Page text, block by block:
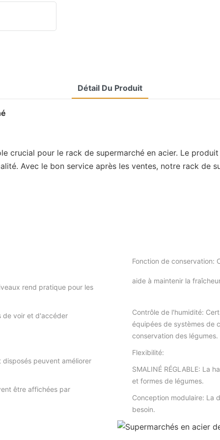
Détail Du Produit
crucial pour le rack de supermarché en acier. Le
Avec le bon service après les ventes, notre rack de
rend pratique pour les
de voir et d'accéder
peuvent améliorer
être affichées par
Fonction de conservation:
aide à maintenir la
Contrôle de l'humidité:
équipées de systèmes de
conservation des légumes.
Flexibilité:
SMALINÉ RÉGLABLE: La
et formes de légumes.
Conception modulaire: La
besoin.